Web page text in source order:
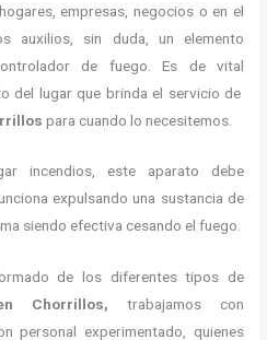
empresas, negocios o en el
auxilios, sin duda, un elemento
de fuego. Es de vital
del lugar que brinda el servicio de
para cuando lo necesitemos.
incendios, este aparato debe
expulsando una sustancia de
siendo efectiva cesando el fuego.
de los diferentes tipos de
Chorrillos, trabajamos con
personal experimentado, quienes